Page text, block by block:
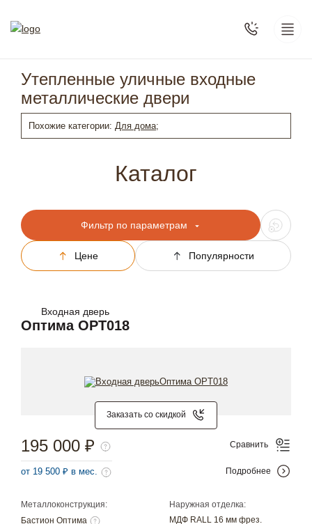
Утепленные уличные входные
металлические двери
Похожие категории: Для дома;
Каталог
Фильтр по параметрам
Цене Популярности
Входная дверь
Оптима OPT018
Заказать со скидкой
Металлоконструкция:
Бастион Оптима
Наружная отделка:
МДФ RALL 16 мм фрез.
195 000 ₽
от 19 500 ₽ в мес.
Сравнить
Подробнее